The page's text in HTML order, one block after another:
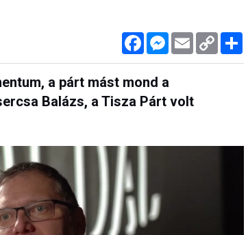
FacebookMessenger
Email Copy
Link
a párt mást mond a
Balázs, a Tisza Párt volt